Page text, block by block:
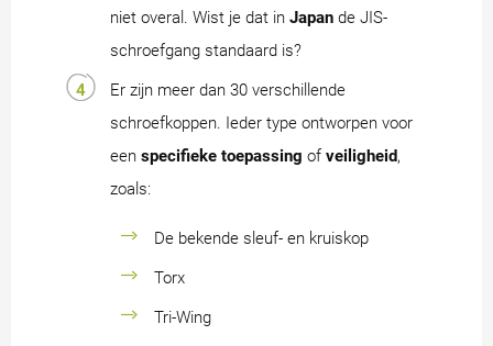
niet overal. Wist je dat in Japan de JIS-
schroefgang standaard is?
Er zijn meer dan 30 verschillende
schroefkoppen. Ieder type ontworpen voor
een specifieke toepassing of veiligheid,
zoals:
De bekende sleuf- en kruiskop
Torx
Tri-Wing